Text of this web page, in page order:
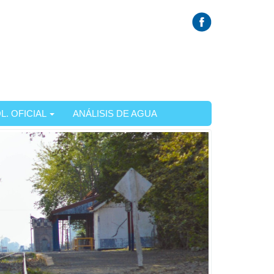
OFICIAL ANÁLISIS DE AGUA